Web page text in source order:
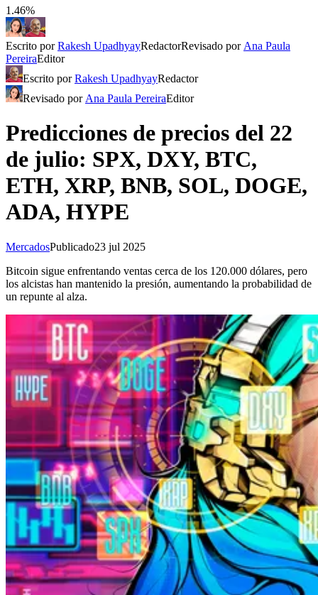
1.46%
Escrito porRakesh UpadhyayRedactorRevisado por Ana Paula
PereiraEditor
Escrito porRakesh UpadhyayRedactor
Revisado por Ana Paula PereiraEditor
Predicciones de precios del 22
de julio: SPX, DXY, BTC,
ETH, XRP, BNB, SOL, DOGE,
ADA, HYPE
MercadosPublicado23 jul 2025
Bitcoin sigue enfrentando ventas cerca de los 120.000 dólares, pero
los alcistas han mantenido la presión, aumentando la probabilidad de
un repunte al alza.